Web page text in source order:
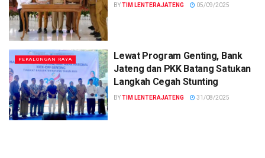
BYTIM LENTERAJATENG 05/09/2025
PEKALONGAN RAYA
Lewat Program Genting, Bank
Jateng dan PKK Batang Satukan
Langkah Cegah Stunting
BYTIM LENTERAJATENG 31/08/2025